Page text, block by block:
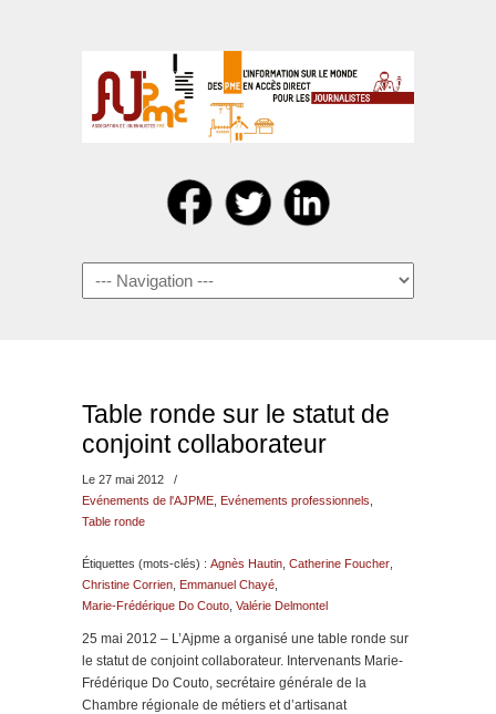
Navigation
Table ronde sur le statut de
conjoint collaborateur
Le 27 mai 2012
/
Evénements de l'AJPME Evénements professionnels
Table ronde
Étiquettes (mots-clés) : Agnès Hautin Catherine Foucher
Christine Corrien Emmanuel Chayé
Marie-Frédérique Do Couto Valérie Delmontel
25 mai 2012 – L’Ajpme a organisé une table ronde sur
le statut de conjoint collaborateur. Intervenants Marie-
Frédérique Do Couto, secrétaire générale de la
Chambre régionale de métiers et d’artisanat